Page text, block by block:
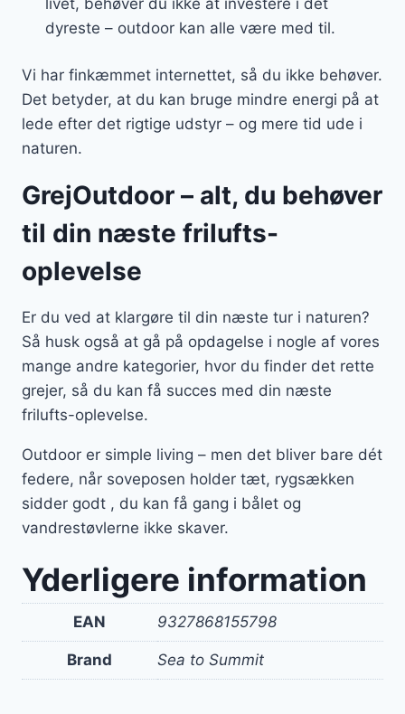
dyreste – outdoor kan alle være med til.
Vi har finkæmmet internettet, så du ikke behøver.
Det betyder, at du kan bruge mindre energi på at
lede efter det rigtige udstyr – og mere tid ude i
naturen.
GrejOutdoor – alt, du behøver
til din næste frilufts-
oplevelse
Er du ved at klargøre til din næste tur i naturen?
Så husk også at gå på opdagelse i nogle af vores
mange andre kategorier, hvor du finder det rette
grejer, så du kan få succes med din næste
frilufts-oplevelse.
Outdoor er simple living – men det bliver bare dét
federe, når soveposen holder tæt, rygsækken
sidder godt , du kan få gang i bålet og
vandrestøvlerne ikke skaver.
Yderligere information
EAN 9327868155798
Brand Sea to Summit